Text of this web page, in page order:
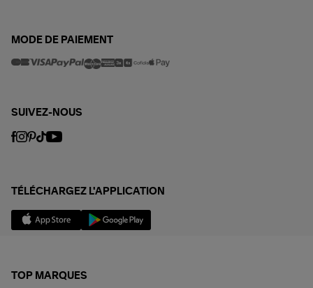
MODE DE PAIEMENT
SUIVEZ-NOUS
TÉLÉCHARGEZ L'APPLICATION
TOP MARQUES